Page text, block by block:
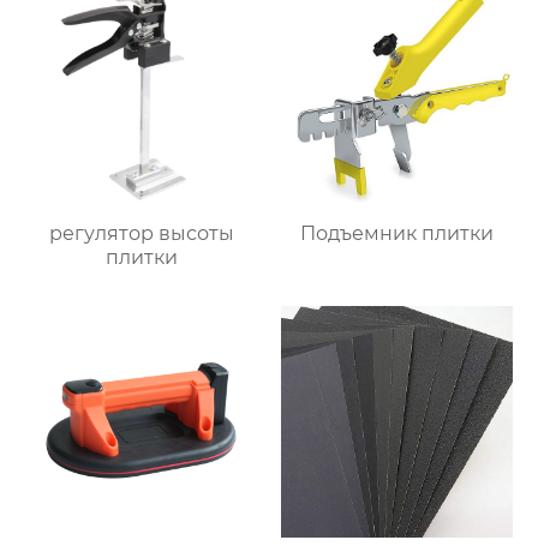
регулятор высоты
плитки
Подъемник плитки